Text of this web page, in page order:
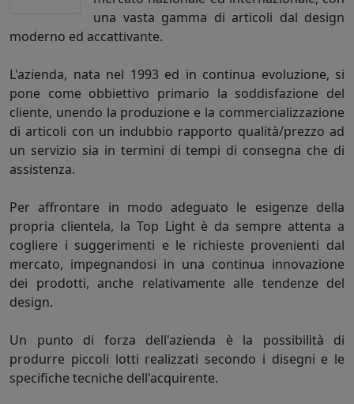
una vasta gamma di articoli dal design
moderno ed accattivante.
L'azienda, nata nel 1993 ed in continua evoluzione, si
pone come obbiettivo primario la soddisfazione del
cliente, unendo la produzione e la commercializzazione
di articoli con un indubbio rapporto qualità/prezzo ad
un servizio sia in termini di tempi di consegna che di
assistenza.
Per affrontare in modo adeguato le esigenze della
propria clientela, la Top Light è da sempre attenta a
cogliere i suggerimenti e le richieste provenienti dal
mercato, impegnandosi in una continua innovazione
dei prodotti, anche relativamente alle tendenze del
design.
Un punto di forza dell'azienda è la possibilità di
produrre piccoli lotti realizzati secondo i disegni e le
specifiche tecniche dell'acquirente.